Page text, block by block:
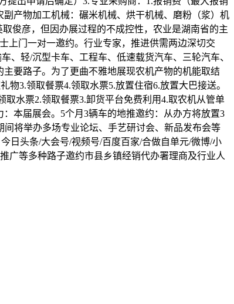
产物加工机械：碾米机械、烘干机械、磨粉（浆）机
俊彦，但因办展过程的不成控性，农业是湖南省的主
上门一对一邀约。行业专家，推进供需两边深切交
、轻/沉型卡车、工程车、低速载货汽车、三轮汽车、
要路子。为了更曲不雅地展现农机产物的机能取结
3.领取餐票4.领取水票5.放置住宿6.放置大巴接送。
水票2.领取餐票3.卸货平台免费利用4.取农机从管单
本届展会。5个月3辆车的地推邀约：从办方将放置3
将举办多场专业论坛、手艺研讨会、新品发布会等
日头条/大会号/视频号/百度百家/合做自单元/微博/小
广等多种路子邀约市县乡镇经销代办署理商及行业人